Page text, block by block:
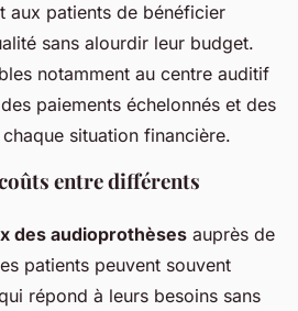
aux patients de bénéficier
sans alourdir leur budget.
notamment au centre auditif
paiements échelonnés et des
situation financière.
entre différents
des audioprothèses auprès de
patients peuvent souvent
répond à leurs besoins sans